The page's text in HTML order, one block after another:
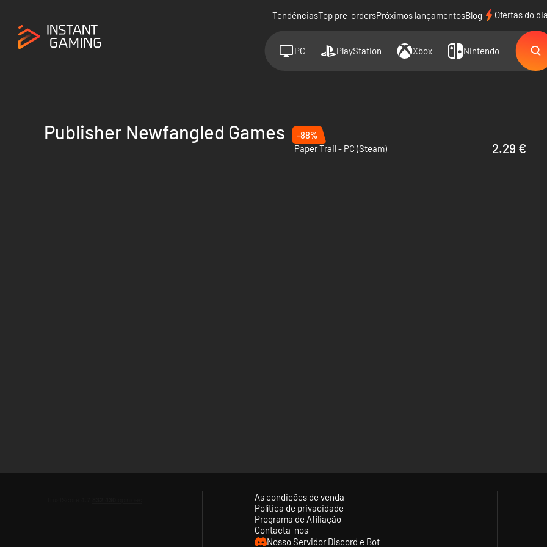
TendênciasTop pre-ordersPróximos lançamentosBlog Ofertas do
PC PlayStation Xbox Nintendo
Publisher Newfangled Games
-88%
Paper Trail - PC (Steam)
2.29 €
As condições de venda
Política de privacidade
Programa de Afiliação
Contacta-nos
Nosso Servidor Discord e Bot